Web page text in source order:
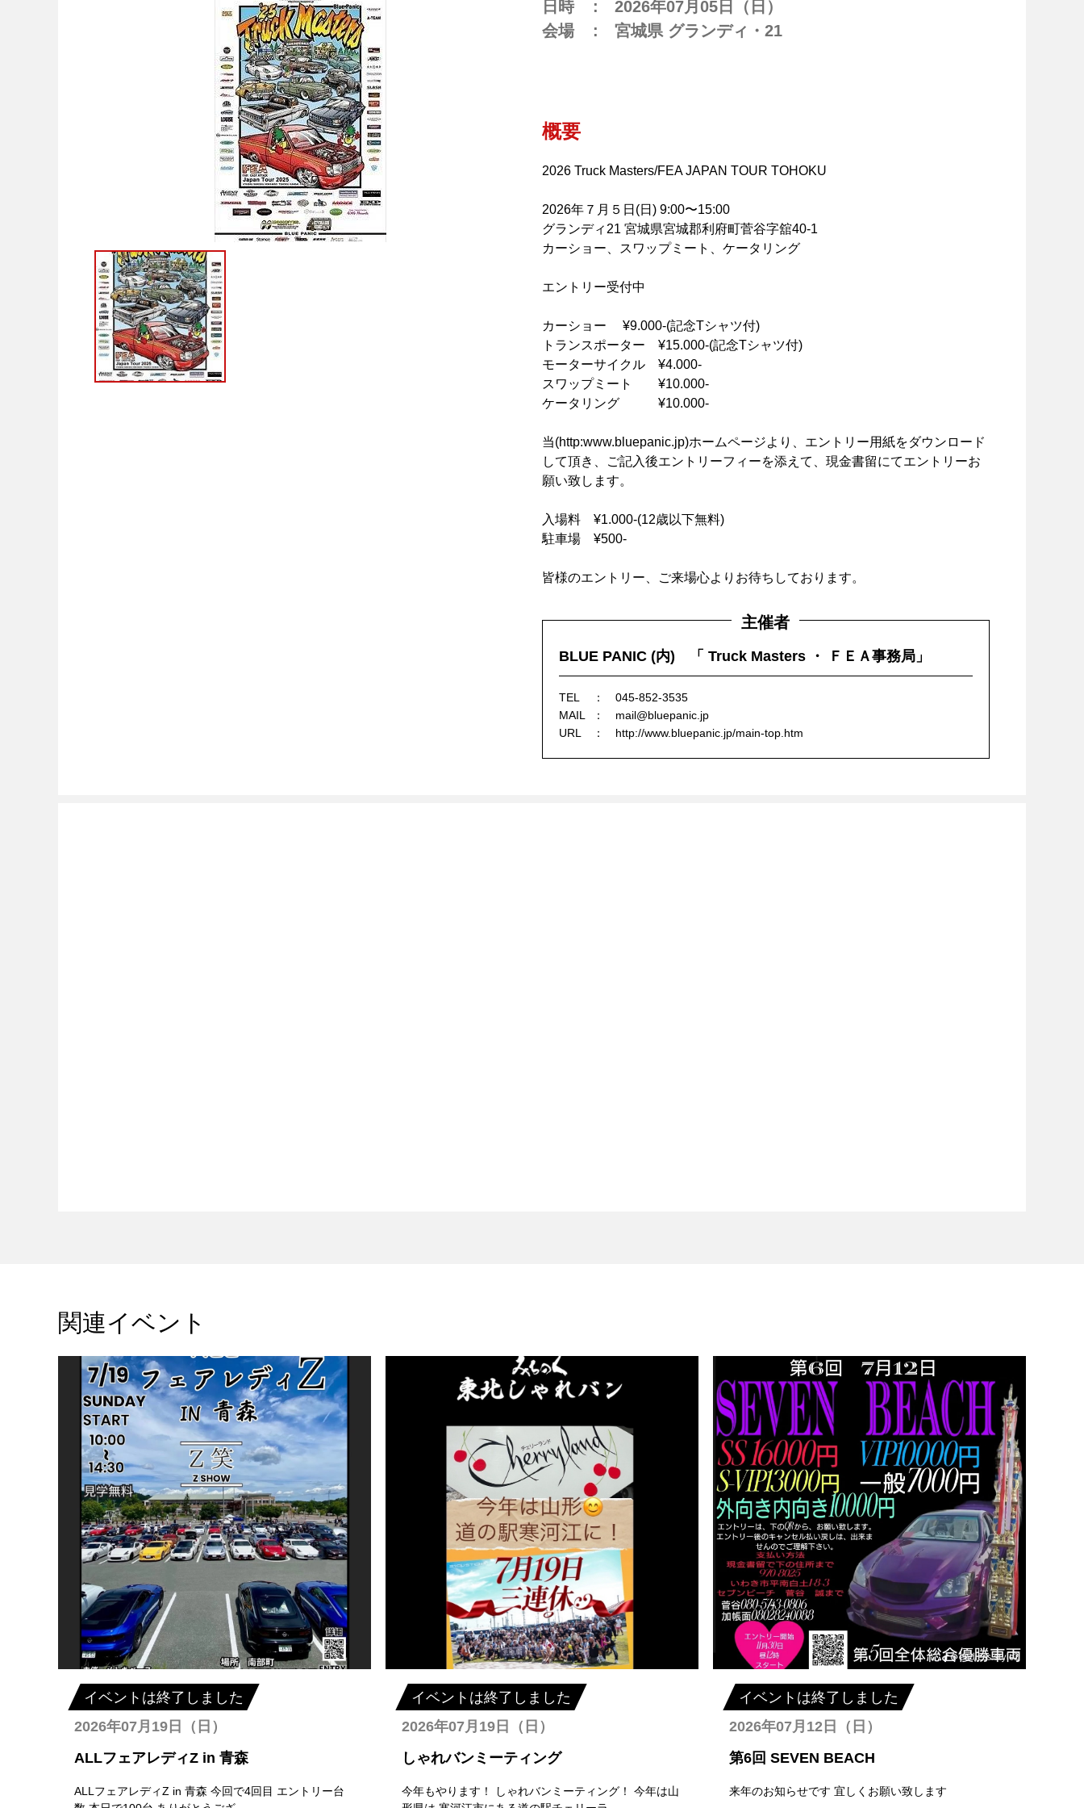
日時
2026年07月05日（日）
会場
宮城県 グランディ・21
概要
2026 Truck Masters/FEA JAPAN TOUR TOHOKU
2026年７月５日(日) 9:00〜15:00
グランディ21 宮城県宮城郡利府町菅谷字舘40-1
カーショー、スワップミート、ケータリング
エントリー受付中
カーショー ¥9.000-(記念Tシャツ付)
トランスポーター ¥15.000-(記念Tシャツ付)
モーターサイクル ¥4.000-
スワップミート ¥10.000-
ケータリング ¥10.000-
当(http:www.bluepanic.jp)ホームページより、エントリー用紙をダウンロード
して頂き、ご記入後エントリーフィーを添えて、現金書留にてエントリーお
願い致します。
入場料 ¥1.000-(12歳以下無料)
駐車場 ¥500-
皆様のエントリー、ご来場心よりお待ちしております。
主催者
BLUE PANIC (内) 「 Truck Masters ・ ＦＥＡ事務局」
TEL
045-852-3535
MAIL
mail@bluepanic.jp
URL
http://www.bluepanic.jp/main-top.htm
関連イベント
イベントは終了しました
2026年07月19日（日）
ALLフェアレディZ in 青森
ALLフェアレディZ in 青森 今回で4回目 エントリー台
イベントは終了しました
2026年07月19日（日）
しゃれバンミーティング
今年もやります！ しゃれバンミーティング！ 今年は山
イベントは終了しました
2026年07月12日（日）
第6回 SEVEN BEACH
来年のお知らせです 宜しくお願い致します